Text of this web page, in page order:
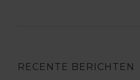
RECENTE BERICHTEN